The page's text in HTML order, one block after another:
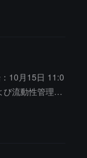
10月15日 11:0
流動性管理プ